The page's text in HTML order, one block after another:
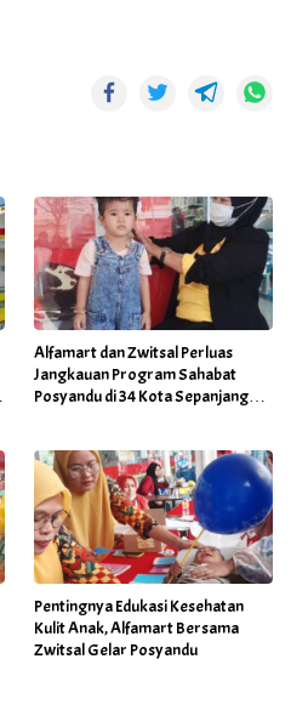
Alfamart dan Zwitsal Perluas
Jangkauan Program Sahabat
Posyandu di 34 Kota Sepanjang
Pentingnya Edukasi Kesehatan
Kulit Anak, Alfamart Bersama
Zwitsal Gelar Posyandu